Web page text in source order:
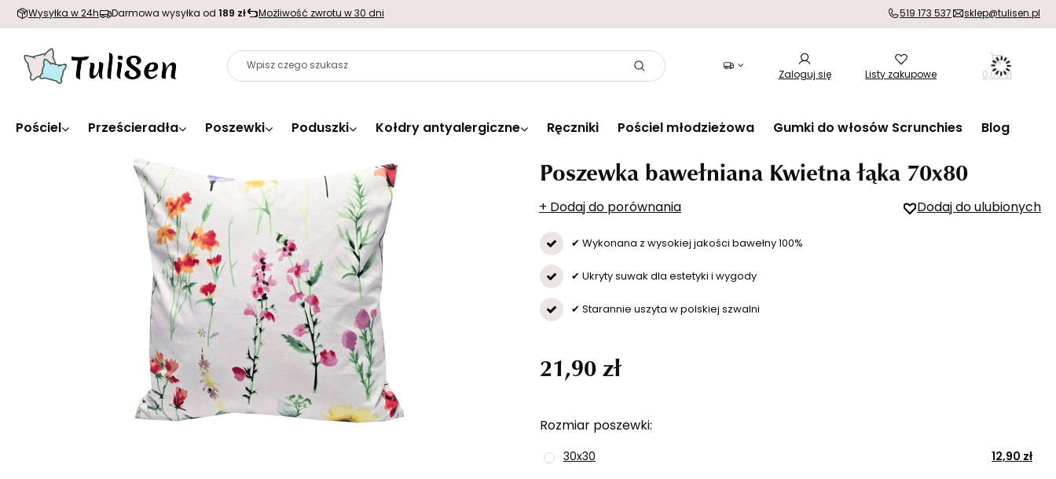
Wysyłka w 24h Darmowa wysyłka od 189 zł Możliwość zwrotu w 30 dni 519 173 537 sklep@tulisen.pl
Zaloguj się Listy zakupowe 0,00 zł
Pościel Prześcieradła Poszewki Poduszki Kołdry antyalergiczne Ręczniki Pościel młodzieżowa Gumki do włosów Scrunchies Blog
Poszewka bawełniana Kwietna łąka 70x80
+ Dodaj do porównania Dodaj do ulubionych
✔ Wykonana z wysokiej jakości bawełny 100%
✔ Ukryty suwak dla estetyki i wygody
✔ Starannie uszyta w polskiej szwalni
Rozmiar poszewki
30x30 12,90 zł
21,90 zł